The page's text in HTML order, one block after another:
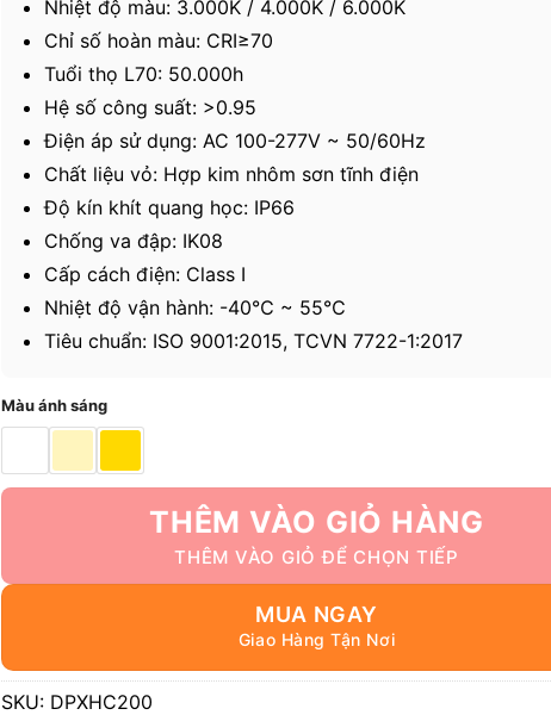
Nhiệt độ màu: 3.000K / 4.000K / 6.000K
Chỉ số hoàn màu: CRI≥70
Tuổi thọ L70: 50.000h
Hệ số công suất: >0.95
Điện áp sử dụng: AC 100-277V ~ 50/60Hz
Chất liệu vỏ: Hợp kim nhôm sơn tĩnh điện
Độ kín khít quang học: IP66
Chống va đập: IK08
Cấp cách điện: Class I
Nhiệt độ vận hành: -40℃ ~ 55℃
Tiêu chuẩn: ISO 9001:2015, TCVN 7722-1:2017
Màu ánh sáng
THÊM VÀO GIỎ HÀNG
MUA NGAY
SKU: DPXHC200